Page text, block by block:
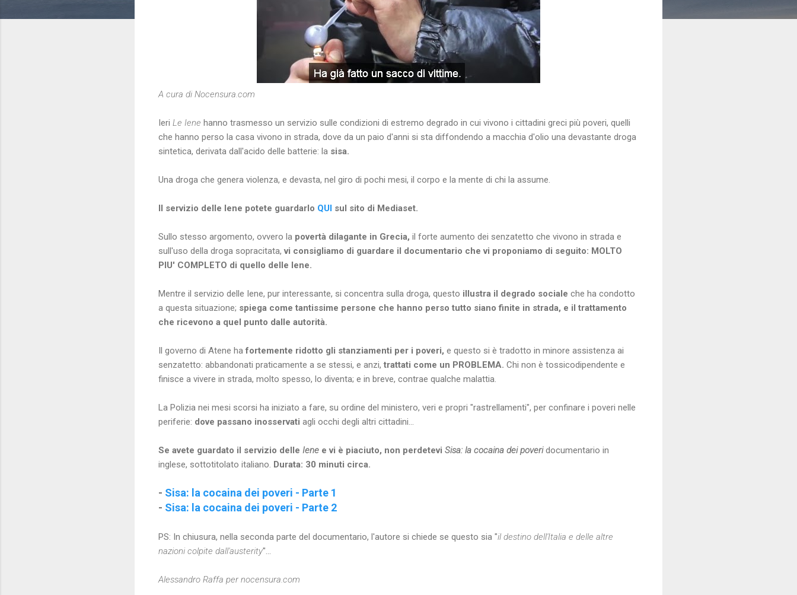
A cura di Nocensura.com
Ieri Le Iene hanno trasmesso un servizio sulle condizioni di estremo degrado in cui vivono i cittadini greci più poveri, quelli
che hanno perso la casa vivono in strada, dove da un paio d'anni si sta diffondendo a macchia d'olio una devastante droga
sintetica, derivata dall'acido delle batterie: la sisa.
Una droga che genera violenza, e devasta, nel giro di pochi mesi, il corpo e la mente di chi la assume.
Il servizio delle Iene potete guardarlo QUI sul sito di Mediaset.
Sullo stesso argomento, ovvero la povertà dilagante in Grecia, il forte aumento dei senzatetto che vivono in strada e
sull'uso della droga sopracitata,vi consigliamo di guardare il documentario che vi proponiamo di seguito: MOLTO
PIU' COMPLETO di quello delle Iene.
Mentre il servizio delle Iene, pur interessante, si concentra sulla droga, questo illustra il degrado sociale che ha condotto
a questa situazione; spiega come tantissime persone che hanno perso tutto siano finite in strada, e il trattamento
che ricevono a quel punto dalle autorità.
Il governo di Atene hafortemente ridotto gli stanziamenti per i poveri, e questo si è tradotto in minore assistenza ai
senzatetto: abbandonati praticamente a se stessi, e anzi, trattati come un PROBLEMA. Chi non è tossicodipendente e
finisce a vivere in strada, molto spesso, lo diventa; e in breve, contrae qualche malattia.
La Polizia nei mesi scorsi ha iniziato a fare, su ordine del ministero, veri e propri "rastrellamenti", per confinare i poveri nelle
periferie: dove passano inosservati agli occhi degli altri cittadini...
Se avete guardato il servizio delle Iene e vi è piaciuto, non perdetevi Sisa: la cocaina dei poveridocumentario in
inglese, sottotitolato italiano. Durata: 30 minuti circa.
- Sisa: la cocaina dei poveri - Parte 1
- Sisa: la cocaina dei poveri - Parte 2
PS: In chiusura, nella seconda parte del documentario, l'autore si chiede se questo sia "il destino dell'Italia e delle altre
nazioni colpite dall'austerity"...
Alessandro Raffa per nocensura.com